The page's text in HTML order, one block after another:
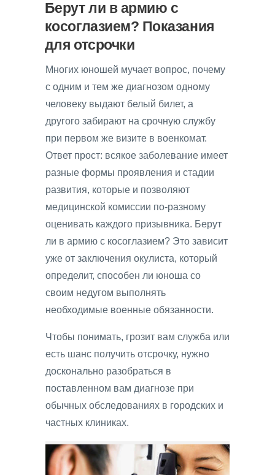
Берут ли в армию с
косоглазием? Показания
для отсрочки
Многих юношей мучает вопрос, почему
с одним и тем же диагнозом одному
человеку выдают белый билет, а
другого забирают на срочную службу
при первом же визите в военкомат.
Ответ прост: всякое заболевание имеет
разные формы проявления и стадии
развития, которые и позволяют
медицинской комиссии по-разному
оценивать каждого призывника. Берут
ли в армию с косоглазием? Это зависит
уже от заключения окулиста, который
определит, способен ли юноша со
своим недугом выполнять
необходимые военные обязанности.
Чтобы понимать, грозит вам служба или
есть шанс получить отсрочку, нужно
досконально разобраться в
поставленном вам диагнозе при
обычных обследованиях в городских и
частных клиниках.